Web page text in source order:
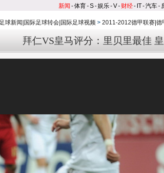
新闻 -体育-S-娱乐-V- 财经- IT-汽车-
球新闻|国际足球转会|国际足球视频 > 2011-2012德甲联赛|德
拜仁VS皇马评分：里贝里最佳